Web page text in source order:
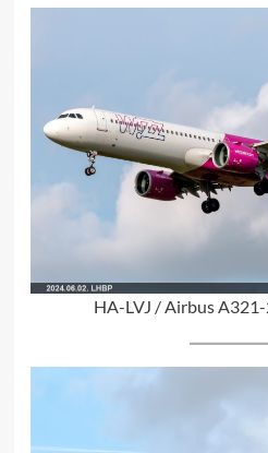
HA-LVJ / Airbus